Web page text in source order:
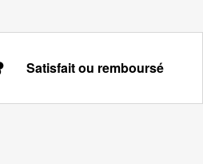
Satisfait ou remboursé